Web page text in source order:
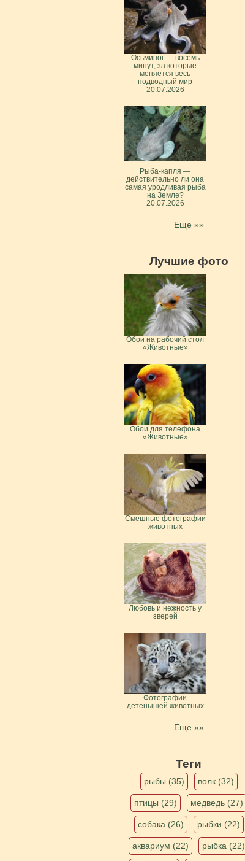
Осьминог — восемь
минут, за которые
меняется весь
подводный мир
20.07.2026
Рыба-капля —
действительно ли она
самая уродливая рыба
на Земле?
20.07.2026
Еще »»
Лучшие фото
Обои на рабочий стол
«Животные»
Обои для телефона
«Животные»
Смешные фотографии
животных
Любовь и нежность у
зверей
Фотографии
детенышей животных
Еще »»
Теги
рыбы (35) волк (32)
птицы (29) медведь (27)
собака (26) рыбки (22)
аквариум (22) рыбка (22)